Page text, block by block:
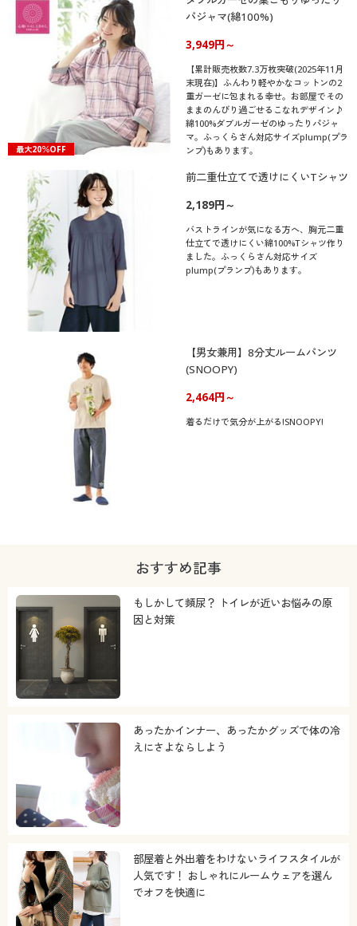
最大20％OFF
パジャマ(綿100%)
3,949円～
【累計販売枚数7.3万枚突破(2025年11月
末現在)】ふんわり軽やかなコットンの2
重ガーゼに包まれる幸せ。お部屋でその
ままのんびり過ごせるこなれデザイン♪
綿100%ダブルガーゼのゆったりパジャ
マ。ふっくらさん対応サイズplump(プラ
ンプ)もあります。
前二重仕立てで透けにくいTシャツ
2,189円～
バストラインが気になる方へ、胸元二重
仕立てで透けにくい綿100%Tシャツ作り
ました。ふっくらさん対応サイズ
plump(プランプ)もあります。
【男女兼用】8分丈ルームパンツ
(SNOOPY)
2,464円～
着るだけで気分が上がる!SNOOPY!
おすすめ記事
もしかして頻尿？ トイレが近いお悩みの原
因と対策
あったかインナー、あったかグッズで体の冷
えにさよならしよう
部屋着と外出着をわけないライフスタイルが
人気です！ おしゃれにルームウェアを選ん
でオフを快適に